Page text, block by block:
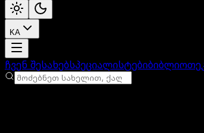
KA
ანგარიში იტვირთება
ჩვენ შესახებსპეციალისტები